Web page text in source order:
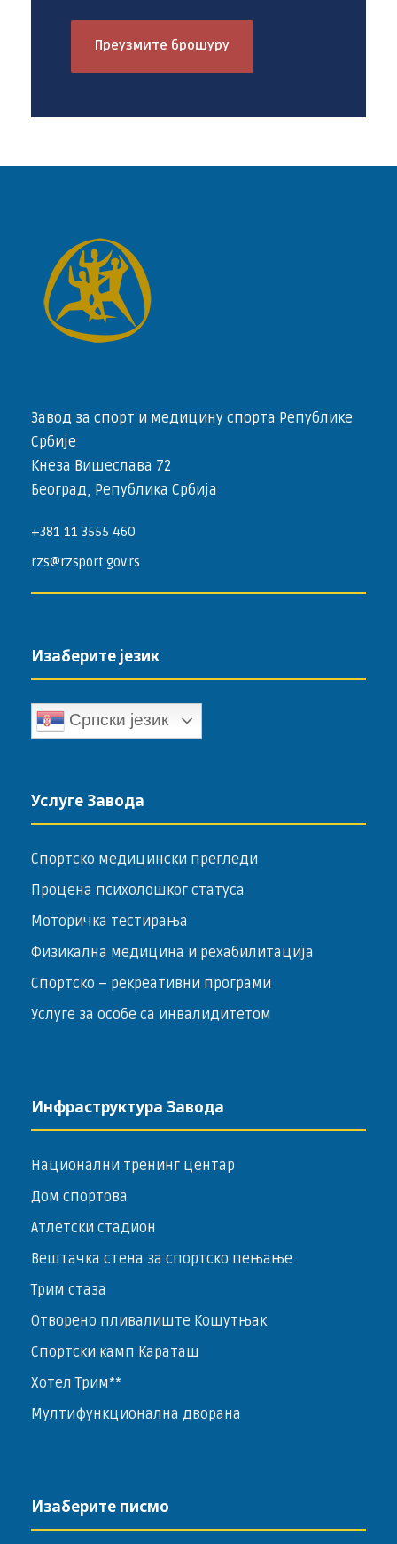
Преузмите брошуру
Завод за спорт и медицину спорта Републике
Србије
Кнеза Вишеслава 72
Београд, Република Србија
+381 11 3555 460
rzs@rzsport.gov.rs
Изаберите језик
Српски језик
Услуге Завода
Спортско медицински прегледи
Процена психолошког статуса
Моторичка тестирања
Физикална медицина и рехабилитација
Спортско – ­рекреативни програми
Услуге за особе са инвалидитетом
Инфраструктура Завода
Национални тренинг центар
Дом спортова
Атлетски стадион
Вештачка стена за спортско пењање
Трим стаза
Отворено пливалиште Кошутњак
Спортски камп Караташ
Хотел Трим**
Мултифункционална дворана
Изаберите писмо